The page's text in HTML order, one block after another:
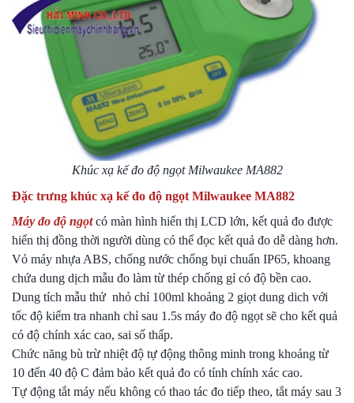
Khúc xạ kế đo độ ngọt Milwaukee MA882
Đặc trưng khúc xạ kế đo độ ngọt Milwaukee MA882
Máy đo độ ngọtcó màn hình hiển thị LCD lớn, kết quả đo được
hiển thị đồng thời người dùng có thể đọc kết quả đo dễ dàng hơn.
Vỏ máy nhựa ABS, chống nước chống bụi chuẩn IP65, khoang
chứa dung dịch mẫu đo làm từ thép chống gỉ có độ bền cao.
Dung tích mẫu thử nhỏ chỉ 100ml khoảng 2 giọt dung dich với
tốc độ kiểm tra nhanh chỉ sau 1.5s máy đo độ ngọt sẽ cho kết quả
có độ chính xác cao, sai số thấp.
Chức năng bù trừ nhiệt độ tự động thông minh trong khoảng từ
10 đến 40 độ C đảm bảo kết quả đo có tính chính xác cao.
Tự động tắt máy nếu không có thao tác đo tiếp theo, tắt máy sau 3